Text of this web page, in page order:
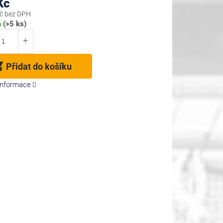
bez DPH
(>5 ks)
Přidat do košíku